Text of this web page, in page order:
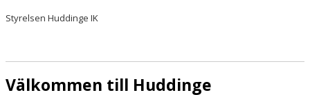
Styrelsen Huddinge IK
Välkommen till Huddinge